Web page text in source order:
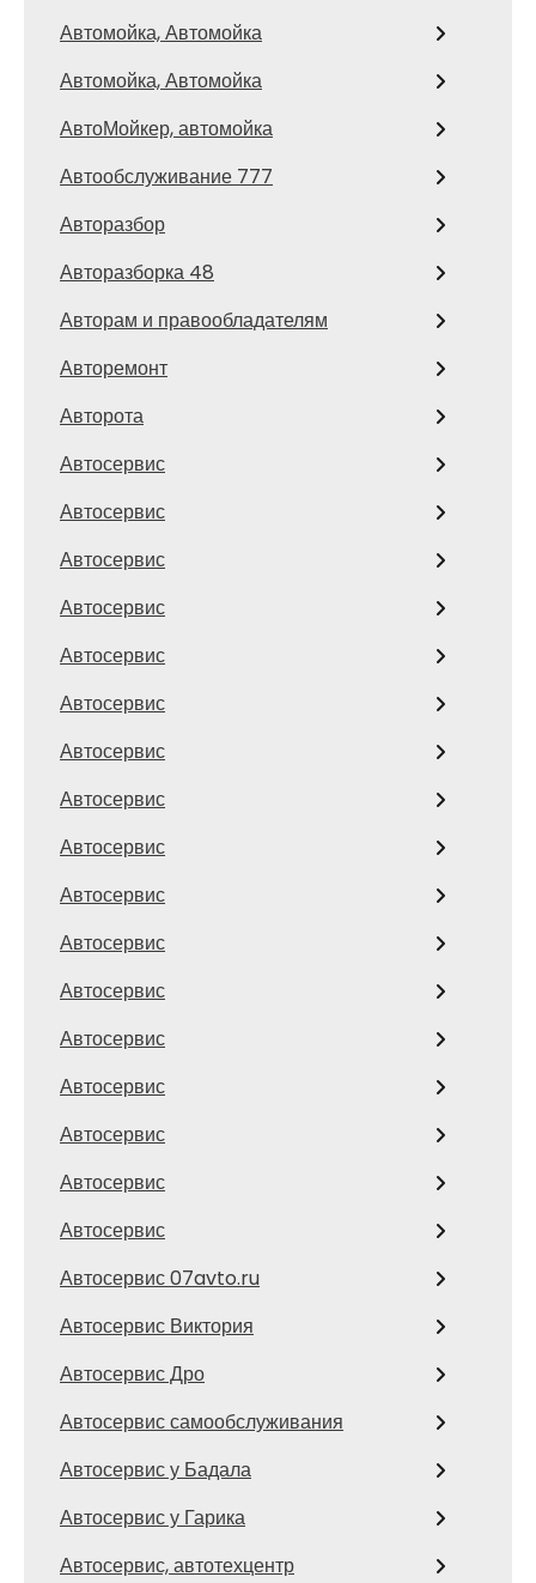
Автомойка, Автомойка
Автомойка, Автомойка
АвтоМойкер, автомойка
Автообслуживание 777
Авторазбор
Авторазборка 48
Авторам и правообладателям
Авторемонт
Авторота
Автосервис
Автосервис
Автосервис
Автосервис
Автосервис
Автосервис
Автосервис
Автосервис
Автосервис
Автосервис
Автосервис
Автосервис
Автосервис
Автосервис
Автосервис
Автосервис
Автосервис
Автосервис 07avto.ru
Автосервис Виктория
Автосервис Дро
Автосервис самообслуживания
Автосервис у Бадала
Автосервис у Гарика
Автосервис, автотехцентр